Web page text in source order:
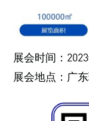
展会时间：
展会地点：广